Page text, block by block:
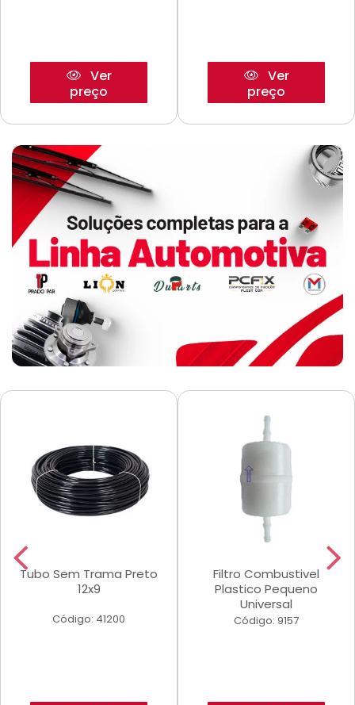
Ver
preço
Ver
preço
Tubo Sem Trama Preto
12x9
Código: 41200
Filtro Combustivel
Plastico Pequeno
Universal
Código: 9157